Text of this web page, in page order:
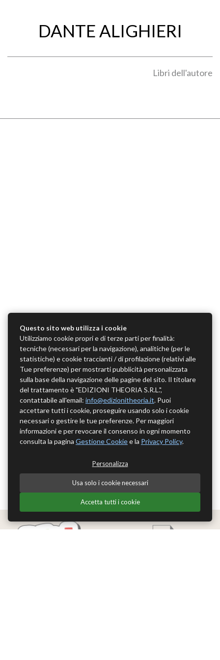
DANTE ALIGHIERI
Libri dell'autore
Questo sito web utilizza i cookie
Utilizziamo cookie propri e di terze parti per finalità:
tecniche (necessari per la navigazione), analitiche (per le
statistiche) e cookie traccianti / di profilazione (relativi alle
Tue preferenze) per mostrarti pubblicità personalizzata
sulla base della navigazione delle pagine del sito. Il titolare
del trattamento è "EDIZIONI THEORIA S.R.L.",
contattabile all'email: info@edizionitheoria.it. Puoi
accettare tutti i cookie, proseguire usando solo i cookie
necessari o gestire le tue preferenze. Per maggiori
informazioni e per revocare il consenso in ogni momento
consulta la pagina Gestione Cookiee la Privacy Policy.
Personalizza
Usa solo i cookie necessari
Accetta tutti i cookie